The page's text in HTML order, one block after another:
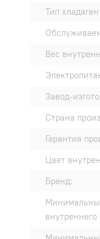
Тип
Вес
Завод-
Страна
Гарантия
Цвет
Бренд: